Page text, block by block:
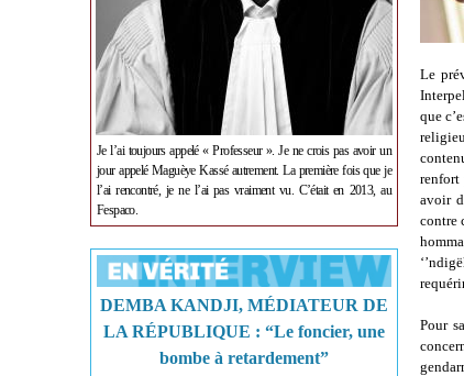
Je l’ai toujours appelé « Professeur ». Je ne crois pas avoir un
jour appelé Maguèye Kassé autrement. La première fois que je
l’ai rencontré, je ne l’ai pas vraiment vu. C’était en 2013, au
Fespaco.
DEMBA KANDJI, MÉDIATEUR DE
LA RÉPUBLIQUE : “Le foncier, une
bombe à retardement”
Le
que
renfort
avoir
contre
Pour